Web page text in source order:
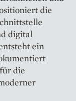
die
digital
ein
die